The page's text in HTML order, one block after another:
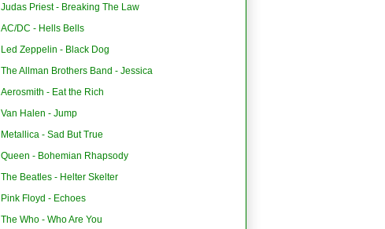
Judas Priest - Breaking The Law
AC/DC - Hells Bells
Led Zeppelin - Black Dog
The Allman Brothers Band - Jessica
Aerosmith - Eat the Rich
Van Halen - Jump
Metallica - Sad But True
Queen - Bohemian Rhapsody
The Beatles - Helter Skelter
Pink Floyd - Echoes
The Who - Who Are You